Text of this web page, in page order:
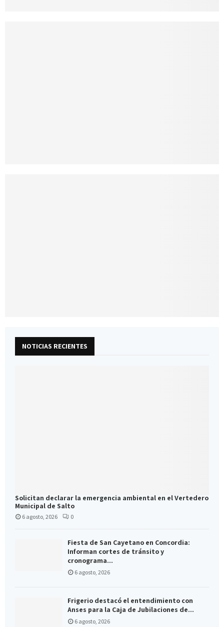
NOTICIAS RECIENTES
Solicitan declarar la emergencia ambiental en el Vertedero
Municipal de Salto
6 agosto, 2026 0
Fiesta de San Cayetano en Concordia:
Informan cortes de tránsito y
cronograma...
6 agosto, 2026
Frigerio destacó el entendimiento con
Anses para la Caja de Jubilaciones de...
6 agosto, 2026